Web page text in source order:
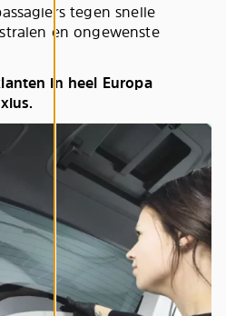
tegen snelle
en ongewenste
in heel Europa